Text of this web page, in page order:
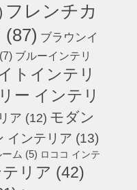
フレンチカ
(87) ブラウンイ
(7) ブルーインテリ
トインテリ
ー インテリ
ア (12) モダン
インテリア (13)
ム (5) ロココ インテ
リア (42)